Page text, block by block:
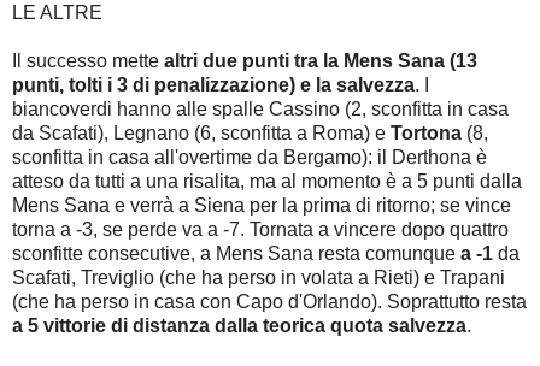
LE ALTRE
Il successo mette altri due punti tra la Mens Sana (13
punti, tolti i 3 di penalizzazione) e la salvezza. I
biancoverdi hanno alle spalle Cassino (2, sconfitta in casa
da Scafati), Legnano (6, sconfitta a Roma) e Tortona (8,
sconfitta in casa all'overtime da Bergamo): il Derthona è
atteso da tutti a una risalita, ma al momento è a 5 punti dalla
Mens Sana e verrà a Siena per la prima di ritorno; se vince
torna a -3, se perde va a -7. Tornata a vincere dopo quattro
sconfitte consecutive, a Mens Sana resta comunque a -1 da
Scafati, Treviglio (che ha perso in volata a Rieti) e Trapani
(che ha perso in casa con Capo d'Orlando). Soprattutto resta
a 5 vittorie di distanza dalla teorica quota salvezza.